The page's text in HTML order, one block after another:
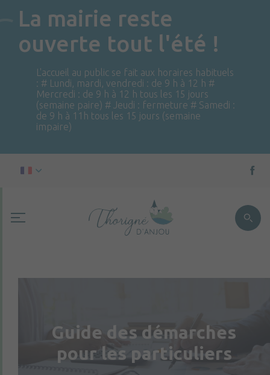
La mairie reste
ouverte tout l'été !
L'accueil au public se fait aux horaires habituels
: # Lundi, mardi, vendredi : de 9 h à 12 h #
Mercredi : de 9 h à 12 h tous les 15 jours
(semaine paire) # Jeudi : fermeture # Samedi :
de 9 h à 11h tous les 15 jours (semaine
impaire)
Guide des démarches
pour les particuliers